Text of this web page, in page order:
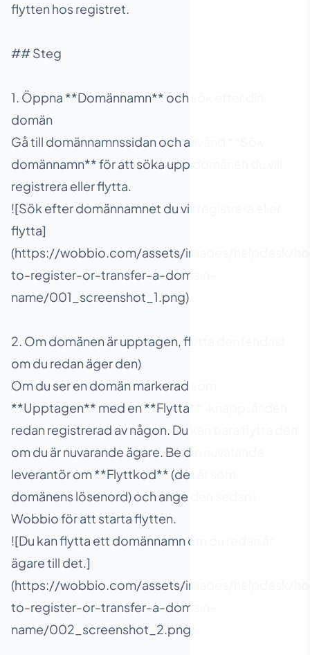
flytten hos registret.
## Steg
1. Öppna **Domännamn** och sök efter din
domän
Gå till domännamnssidan och använd **Sök
domännamn** för att söka upp domänen du vill
registrera eller flytta.
![Sök efter domännamnet du vill registrera eller
flytta]
(https://wobbio.com/assets/images/helpdesk/
to-register-or-transfer-a-domain-
name/001_screenshot_1.png)
2. Om domänen är upptagen, flytta den (endast
om du redan äger den)
Om du ser en domän markerad som
**Upptagen** med en **Flytta**-knapp, är den
redan registrerad av någon. Du kan bara flytta den
om du är nuvarande ägare. Be din nuvarande
leverantör om **Flyttkod** (det är som
domänens lösenord) och ange den sedan i
Wobbio för att starta flytten.
![Du kan flytta ett domännamn om du redan är
ägare till det.]
(https://wobbio.com/assets/images/helpdesk/
to-register-or-transfer-a-domain-
name/002_screenshot_2.png)